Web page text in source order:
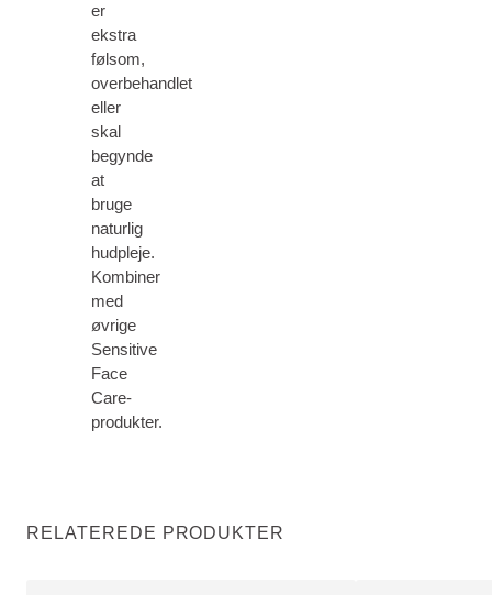
er
ekstra
følsom,
overbehandlet
eller
skal
begynde
at
bruge
naturlig
hudpleje.
Kombiner
med
øvrige
Sensitive
Face
Care-
produkter.
RELATEREDE PRODUKTER